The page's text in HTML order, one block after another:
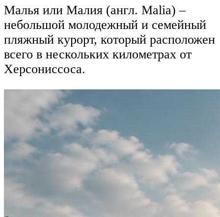
Малья или Малия (англ. Malia) –
небольшой молодежный и семейный
пляжный курорт, который расположен
всего в нескольких километрах от
Херсониссоса.